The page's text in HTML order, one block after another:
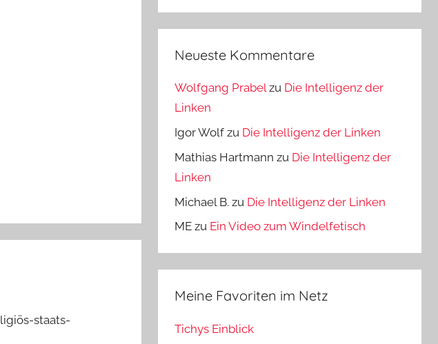
staats-
Neueste Kommentare
Wolfgang Prabelzu Die Intelligenz der
Linken
Igor Wolf zu Die Intelligenz der Linken
Mathias Hartmann zu Die Intelligenz der
Linken
Michael B. zu Die Intelligenz der Linken
ME zu Ein Video zum Windelfetisch
Meine Favoriten im Netz
Tichys Einblick